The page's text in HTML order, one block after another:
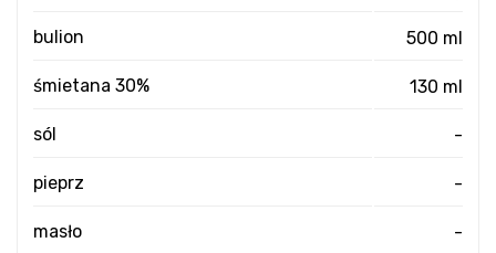
bulion 500 ml
śmietana 30% 130 ml
sól -
pieprz -
masło -